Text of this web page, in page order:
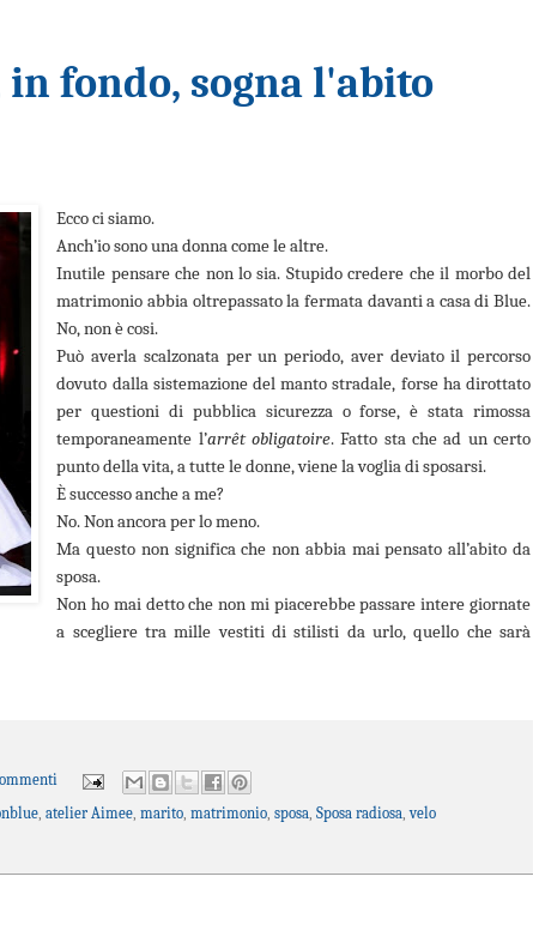
in fondo, sogna l'abito
Ecco ci siamo.
Anch’io sono una donna come le altre.
Inutile pensare che non lo sia. Stupido credere che il morbo del
matrimonio abbia oltrepassato la fermata davanti a casa di Blue.
No, non è cosi.
Può averla scalzonata per un periodo, aver deviato il percorso
dovuto dalla sistemazione del manto stradale, forse ha dirottato
per questioni di pubblica sicurezza o forse, è stata rimossa
temporaneamente l’arrêt obligatoire. Fatto sta che ad un certo
punto della vita, a tutte le donne, viene la voglia di sposarsi.
È successo anche a me?
No. Non ancora per lo meno.
Ma questo non significa che non abbia mai pensato all’abito da
sposa.
Non ho mai detto che non mi piacerebbe passare intere giornate
a scegliere tra mille vestiti di stilisti da urlo, quello che sarà
atelier Aimee marito matrimonio sposa Sposa radiosa ,velo